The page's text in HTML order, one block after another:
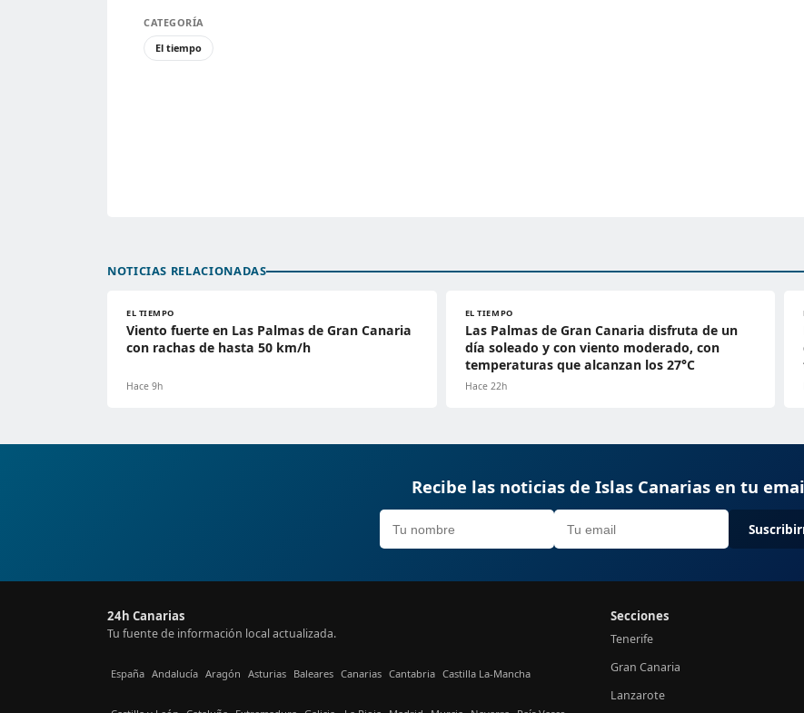
CATEGORÍA
El tiempo
NOTICIAS RELACIONADAS
EL TIEMPO
Viento fuerte en Las Palmas de Gran Canaria
con rachas de hasta 50 km/h
Hace 9h
EL TIEMPO
Las Palmas de Gran Canaria disfruta de un
día soleado y con viento moderado, con
temperaturas que alcanzan los 27°C
Hace 22h
Recibe las noticias de Islas Canarias en tu
24h Canarias
Tu fuente de información local actualizada.
España Andalucía Aragón Asturias Baleares Canarias Cantabria Castilla La-Mancha
Secciones
Tenerife
Gran Canaria
Lanzarote